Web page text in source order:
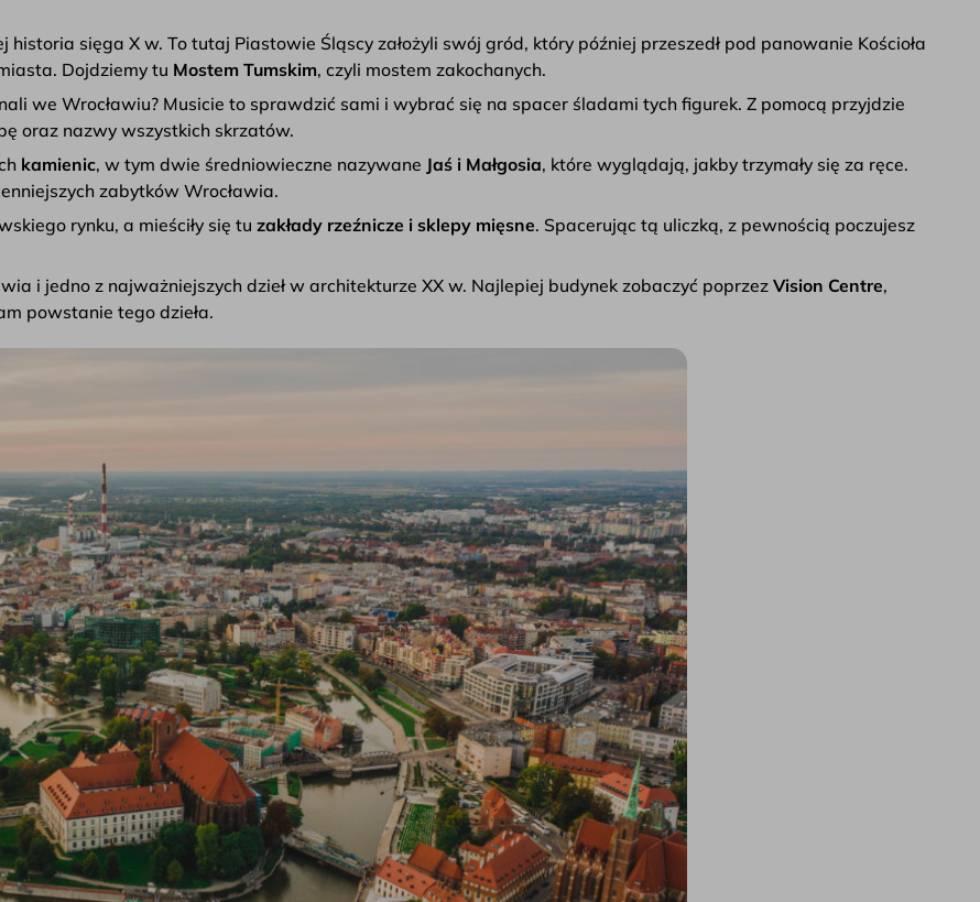
historia sięga X w. To tutaj Piastowie Śląscy założyli swój gród, który później przeszedł pod panowanie Kościoła
Dojdziemy tu Mostem Tumskim, czyli mostem zakochanych.
we Wrocławiu? Musicie to sprawdzić sami i wybrać się na spacer śladami tych figurek. Z pomocą przyjdzie
oraz nazwy wszystkich skrzatów.
kamienic, w tym dwie średniowieczne nazywane Jaś i Małgosia, które wyglądają, jakby trzymały się za ręce.
zabytków Wrocławia.
rynku, a mieściły się tu zakłady rzeźnicze i sklepy mięsne. Spacerując tą uliczką, z pewnością poczujesz
i jedno z najważniejszych dzieł w architekturze XX w. Najlepiej budynek zobaczyć poprzez Vision Centre,
powstanie tego dzieła.